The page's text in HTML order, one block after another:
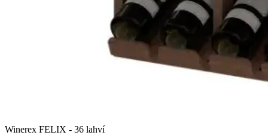
Winerex FELIX - 36 lahví